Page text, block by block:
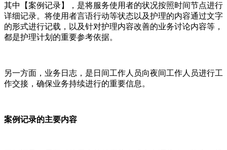
其中【案例记录】，是将服务使用者的状况按照时间节点进行
详细记录。将使用者言语行动等状态以及护理的内容通过文字
的形式进行记载，以及针对护理内容改善的业务讨论内容等，
都是护理计划的重要参考依据。
另一方面，业务日志，是日间工作人员向夜间工作人员进行工
作交接，确保业务持续进行的重要信息。
案例记录的主要内容